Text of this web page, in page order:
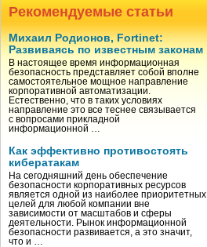
Рекомендуемые статьи
Михаил Родионов, Fortinet:
Развиваясь по известным законам
В настоящее время информационная
безопасность представляет собой вполне
самостоятельное мощное направление
корпоративной автоматизации.
Естественно, что в таких условиях
направление это все теснее связывается
с вопросами прикладной
информационной …
Как эффективно противостоять
кибератакам
На сегодняшний день обеспечение
безопасности корпоративных ресурсов
является одной из наиболее приоритетных
целей для любой компании вне
зависимости от масштабов и сферы
деятельности. Рынок информационной
безопасности развивается, а это значит,
что и …